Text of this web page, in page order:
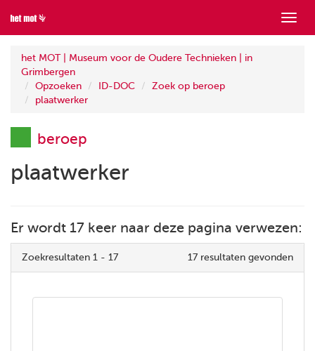
Toon
menu
het MOT | Museum voor de Oudere Technieken | in
Grimbergen
Opzoeken
ID-DOC
Zoek op beroep
plaatwerker
beroep
plaatwerker
Er wordt 17 keer naar deze pagina verwezen:
Zoekresultaten 1 - 17 17 resultaten gevonden